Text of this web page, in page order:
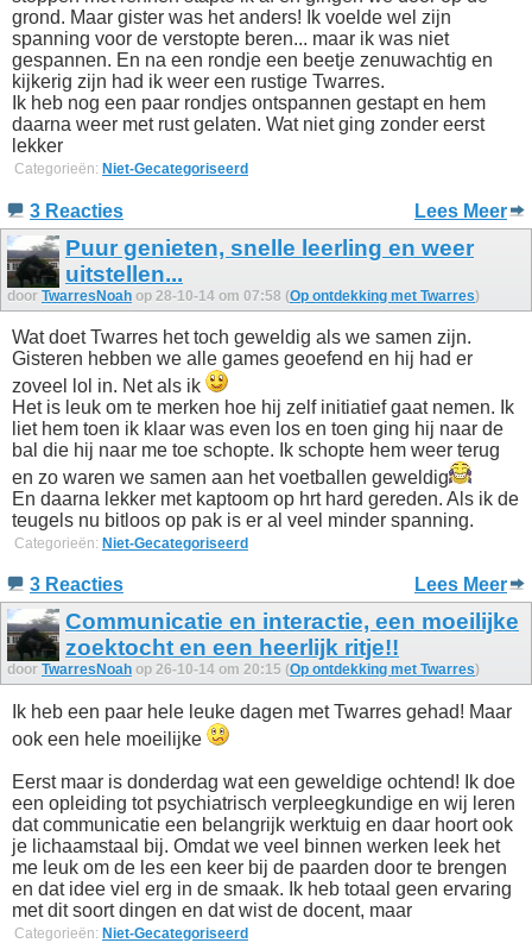
grond. Maar gister was het anders! Ik voelde wel zijn
spanning voor de verstopte beren... maar ik was niet
gespannen. En na een rondje een beetje zenuwachtig en
kijkerig zijn had ik weer een rustige Twarres.
Ik heb nog een paar rondjes ontspannen gestapt en hem
daarna weer met rust gelaten. Wat niet ging zonder eerst
lekker
Categorieën: Niet-Gecategoriseerd
3 Reacties Lees Meer
Puur genieten, snelle leerling en weer
uitstellen...
door TwarresNoah op 28-10-14 om 07:58 (Op ontdekking met Twarres)
Wat doet Twarres het toch geweldig als we samen zijn.
Gisteren hebben we alle games geoefend en hij had er
zoveel lol in. Net als ik
Het is leuk om te merken hoe hij zelf initiatief gaat nemen. Ik
liet hem toen ik klaar was even los en toen ging hij naar de
bal die hij naar me toe schopte. Ik schopte hem weer terug
en zo waren we samen aan het voetballen geweldig
En daarna lekker met kaptoom op hrt hard gereden. Als ik de
teugels nu bitloos op pak is er al veel minder spanning.
Categorieën: Niet-Gecategoriseerd
3 Reacties Lees Meer
Communicatie en interactie, een moeilijke
zoektocht en een heerlijk ritje!!
door TwarresNoah op 26-10-14 om 20:15 (Op ontdekking met Twarres)
Ik heb een paar hele leuke dagen met Twarres gehad! Maar
ook een hele moeilijke
Eerst maar is donderdag wat een geweldige ochtend! Ik doe
een opleiding tot psychiatrisch verpleegkundige en wij leren
dat communicatie een belangrijk werktuig en daar hoort ook
je lichaamstaal bij. Omdat we veel binnen werken leek het
me leuk om de les een keer bij de paarden door te brengen
en dat idee viel erg in de smaak. Ik heb totaal geen ervaring
met dit soort dingen en dat wist de docent, maar
Categorieën: Niet-Gecategoriseerd